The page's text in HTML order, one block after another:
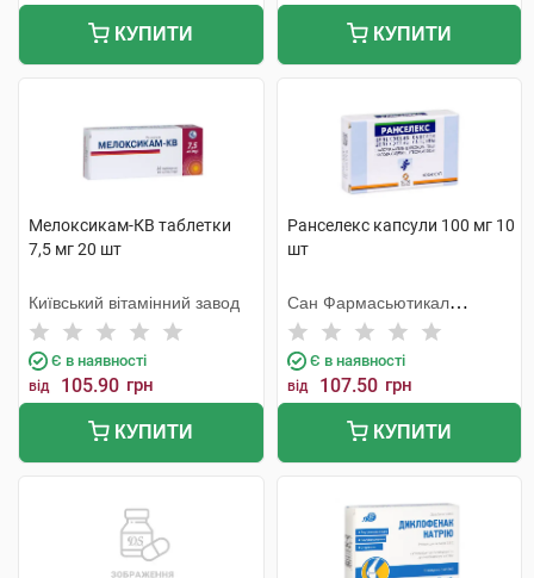
КУПИТИ КУПИТИ
Мелоксикам-КВ таблетки
7,5 мг 20 шт
Київський вітамінний завод
Є в наявності
від 105.90 грн
КУПИТИ
Ранселекс капсули 100 мг 10
шт
Сан Фармасьютикал
Індастріз
Є в наявності
від 107.50 грн
КУПИТИ